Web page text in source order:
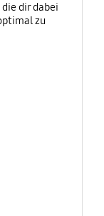
dir dabei
zu